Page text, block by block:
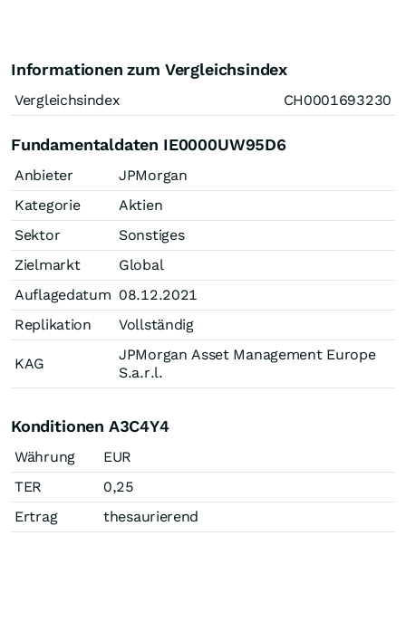
Informationen zum Vergleichsindex
Vergleichsindex CH0001693230
Fundamentaldaten IE0000UW95D6
Anbieter
JPMorgan
Kategorie
Aktien
Sektor
Sonstiges
Zielmarkt
Global
Auflagedatum 08.12.2021
Replikation
Vollständig
KAG
JPMorgan Asset Management Europe
S.a.r.l.
Konditionen A3C4Y4
Währung
EUR
TER
0,25
Ertrag
thesaurierend